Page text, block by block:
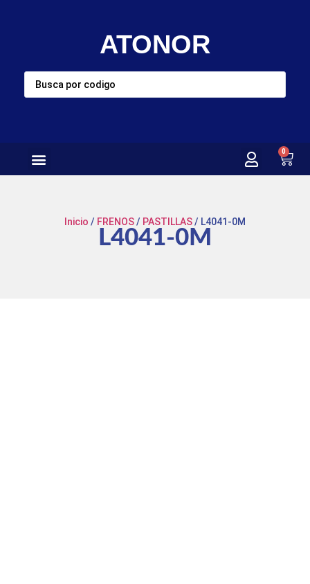
ATONOR
0
Inicio / FRENOS/ PASTILLAS/ L4041-0M
L4041-0M